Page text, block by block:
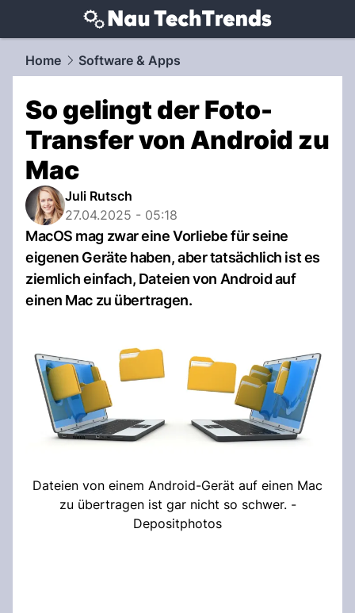
techtrends.NAU.ch
Home Software & Apps
So gelingt der Foto-
Transfer von Android zu
Mac
Juli Rutsch
27.04.2025 - 05:18
MacOS mag zwar eine Vorliebe für seine
eigenen Geräte haben, aber tatsächlich ist es
ziemlich einfach, Dateien von Android auf
einen Mac zu übertragen.
Dateien von einem Android-Gerät auf einen Mac
zu übertragen ist gar nicht so schwer. -
Depositphotos